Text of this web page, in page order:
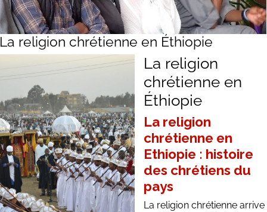
La religion chrétienne en Éthiopie
La religion
chrétienne en
Éthiopie
La religion
chrétienne en
Ethiopie : histoire
des chrétiens du
pays
La religion chrétienne arrive